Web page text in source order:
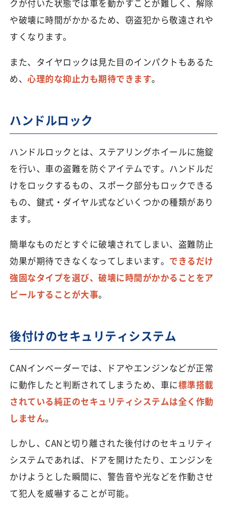
クが付いた状態では車を動かすことが難しく、解除
や破壊に時間がかかるため、窃盗犯から敬遠されや
すくなります。
また、タイヤロックは見た目のインパクトもあるた
め、心理的な抑止力も期待できます。
ハンドルロック
ハンドルロックとは、ステアリングホイールに施錠
を行い、車の盗難を防ぐアイテムです。ハンドルだ
けをロックするもの、スポーク部分もロックできる
もの、鍵式・ダイヤル式などいくつかの種類があり
ます。
簡単なものだとすぐに破壊されてしまい、盗難防止
効果が期待できなくなってしまいます。 できるだけ
強固なタイプを選び、破壊に時間がかかることをア
ピールすることが大事。
後付けのセキュリティシステム
CANインベーダーでは、ドアやエンジンなどが正常
に動作したと判断されてしまうため、車に標準搭載
されている純正のセキュリティシステムは全く作動
しません。
しかし、CANと切り離された後付けのセキュリティ
システムであれば、ドアを開けたたり、エンジンを
かけようとした瞬間に、警告音や光などを作動させ
て犯人を威嚇することが可能。